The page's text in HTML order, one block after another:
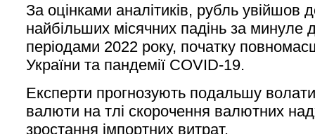
За оцінками аналітиків, рубль увійшов
найбільших місячних падінь за минуле
періодами 2022 року, початку
України та пандемії COVID-19.
Експерти прогнозують подальшу
валюти на тлі скорочення валютних
зростання імпортних витрат.